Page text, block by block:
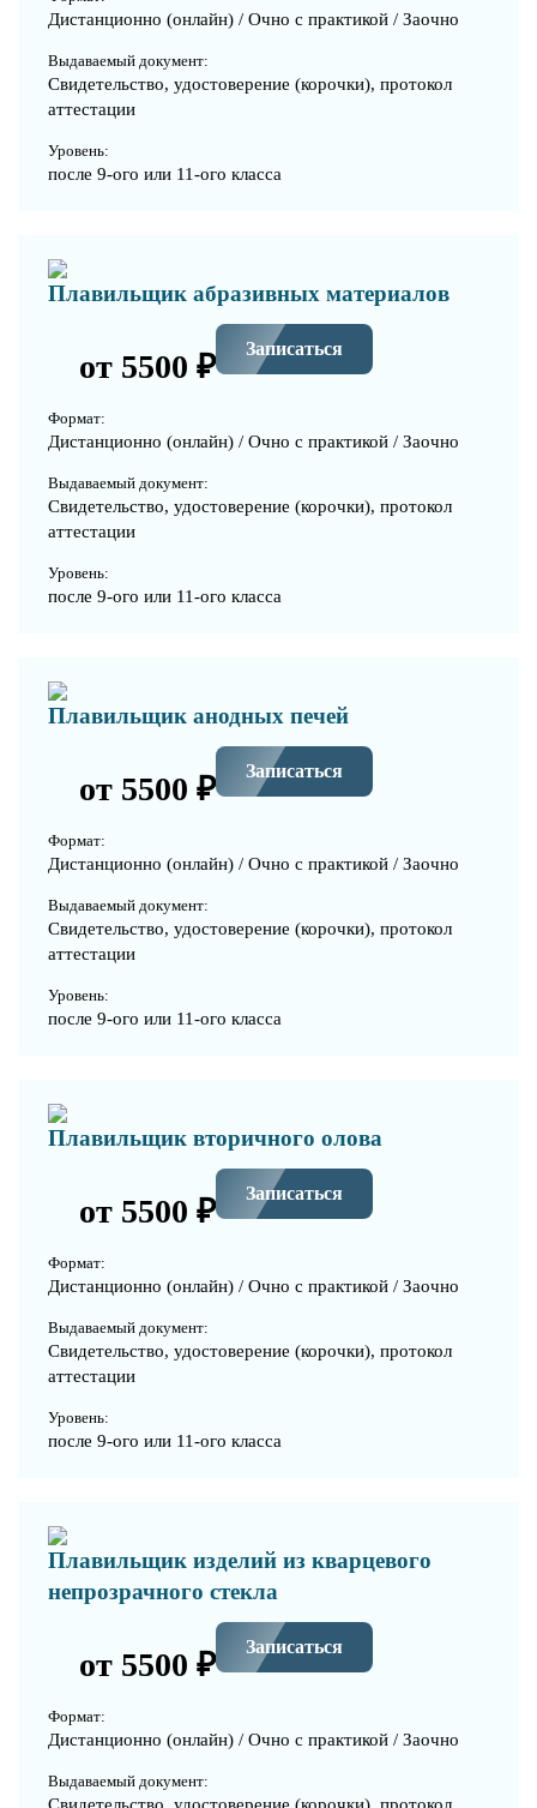
Дистанционно (онлайн) / Очно с практикой / Заочно
Выдаваемый документ:
Свидетельство, удостоверение (корочки), протокол
аттестации
Уровень:
после 9-ого или 11-ого класса
Плавильщик абразивных материалов
от 5500 ₽ Записаться
Формат:
Дистанционно (онлайн) / Очно с практикой / Заочно
Выдаваемый документ:
Свидетельство, удостоверение (корочки), протокол
аттестации
Уровень:
после 9-ого или 11-ого класса
Плавильщик анодных печей
от 5500 ₽ Записаться
Формат:
Дистанционно (онлайн) / Очно с практикой / Заочно
Выдаваемый документ:
Свидетельство, удостоверение (корочки), протокол
аттестации
Уровень:
после 9-ого или 11-ого класса
Плавильщик вторичного олова
от 5500 ₽ Записаться
Формат:
Дистанционно (онлайн) / Очно с практикой / Заочно
Выдаваемый документ:
Свидетельство, удостоверение (корочки), протокол
аттестации
Уровень:
после 9-ого или 11-ого класса
Плавильщик изделий из кварцевого
непрозрачного стекла
от 5500 ₽ Записаться
Формат:
Дистанционно (онлайн) / Очно с практикой / Заочно
Выдаваемый документ:
Свидетельство, удостоверение (корочки), протокол